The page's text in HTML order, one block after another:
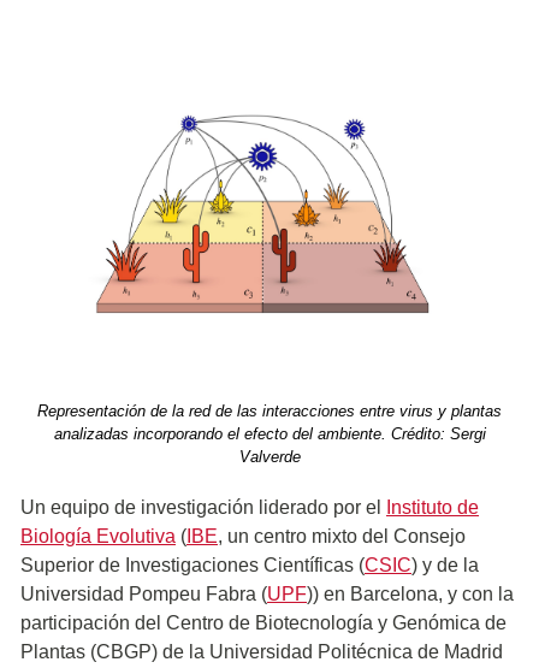
Representación de la red de las interacciones entre virus y plantas
analizadas incorporando el efecto del ambiente. Crédito: Sergi
Valverde
Un equipo de investigación liderado por el
Instituto de
Biología Evolutiva ( IBE, un centro mixto del Consejo
Superior de Investigaciones Científicas (CSIC) y de la
Universidad Pompeu Fabra (UPF)) en Barcelona, y con la
participación del Centro de Biotecnología y Genómica de
Plantas (CBGP) de la Universidad Politécnica de Madrid